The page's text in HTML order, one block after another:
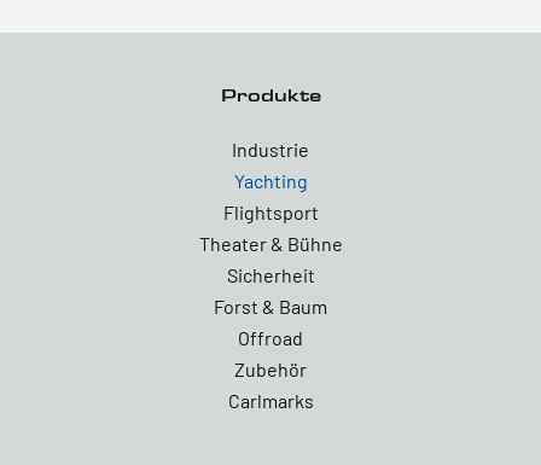
Produkte
Industrie
Yachting
Flightsport
Theater & Bühne
Sicherheit
Forst & Baum
Offroad
Zubehör
Carlmarks